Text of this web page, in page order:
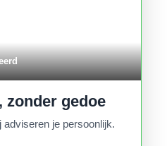
zonder gedoe
je persoonlijk.